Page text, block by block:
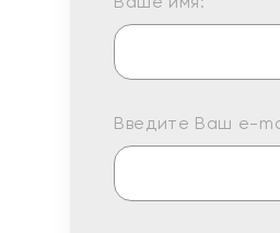
Введите Ваш e-